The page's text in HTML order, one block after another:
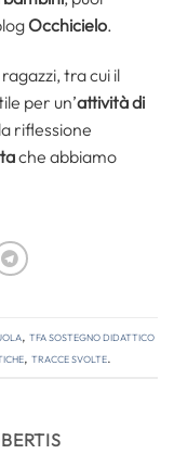
Occhicielo.
tra cui il
per un’attività di
riflessione
che abbiamo
, TFA Sostegno Didattico
, tracce svolte.